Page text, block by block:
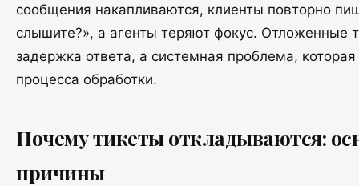
сообщения накапливаются, клиенты повторно
слышите?», а агенты теряют фокус. Отложенные
задержка ответа, а системная проблема, которая
процесса обработки.
Почему тикеты откладываются:
причины